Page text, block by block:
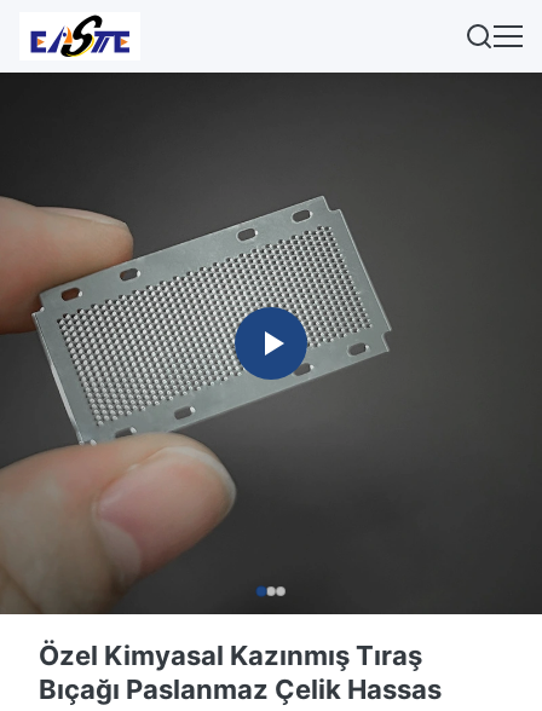
Özel Kimyasal Kazınmış Tıraş
Bıçağı Paslanmaz Çelik Hassas